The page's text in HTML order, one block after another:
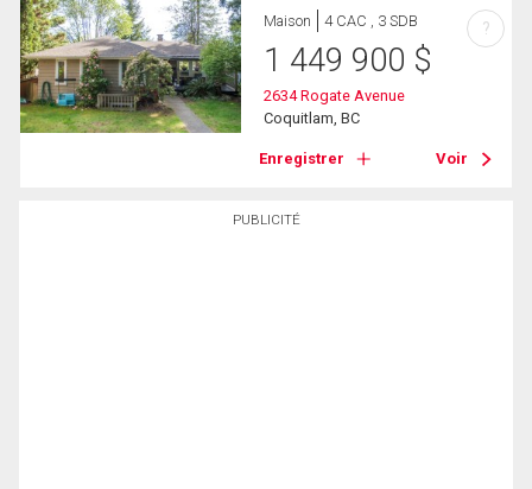
PUBLICITÉ
Maison 4 CAC , 3 SDB
1 449 900 $
2634 Rogate Avenue
Coquitlam, BC
Enregistrer Voir
?